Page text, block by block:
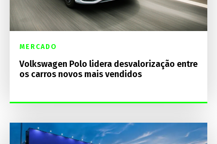
MERCADO
Volkswagen Polo lidera desvalorização entre
os carros novos mais vendidos